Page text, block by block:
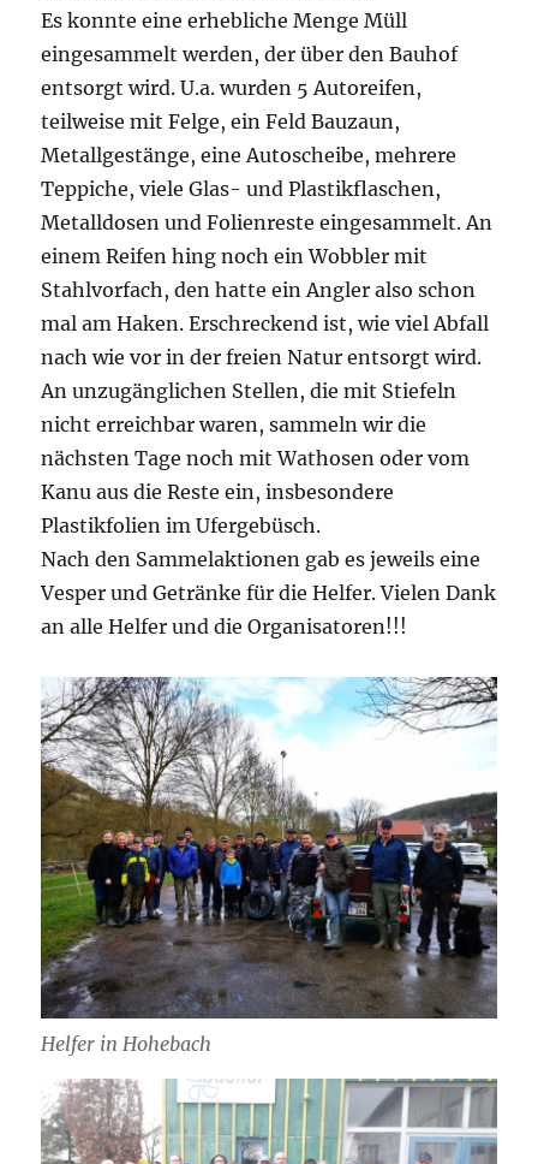
Es konnte eine erhebliche Menge Müll
eingesammelt werden, der über den Bauhof
entsorgt wird. U.a. wurden 5 Autoreifen,
teilweise mit Felge, ein Feld Bauzaun,
Metallgestänge, eine Autoscheibe, mehrere
Teppiche, viele Glas- und Plastikflaschen,
Metalldosen und Folienreste eingesammelt. An
einem Reifen hing noch ein Wobbler mit
Stahlvorfach, den hatte ein Angler also schon
mal am Haken. Erschreckend ist, wie viel Abfall
nach wie vor in der freien Natur entsorgt wird.
An unzugänglichen Stellen, die mit Stiefeln
nicht erreichbar waren, sammeln wir die
nächsten Tage noch mit Wathosen oder vom
Kanu aus die Reste ein, insbesondere
Plastikfolien im Ufergebüsch.
Nach den Sammelaktionen gab es jeweils eine
Vesper und Getränke für die Helfer. Vielen Dank
an alle Helfer und die Organisatoren!!!
Helfer in Hohebach